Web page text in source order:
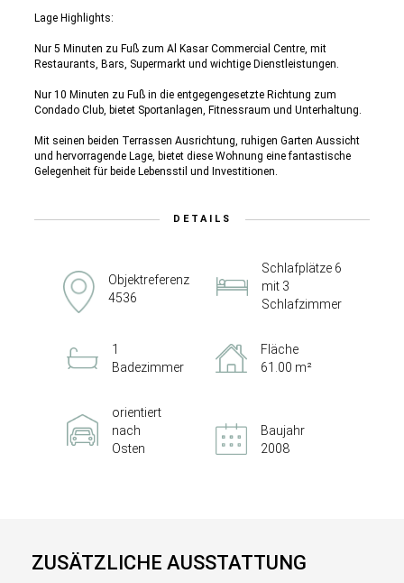
Lage Highlights:
Nur 5 Minuten zu Fuß zum Al Kasar Commercial Centre, mit
Restaurants, Bars, Supermarkt und wichtige Dienstleistungen.
Nur 10 Minuten zu Fuß in die entgegengesetzte Richtung zum
Condado Club, bietet Sportanlagen, Fitnessraum und Unterhaltung.
Mit seinen beiden Terrassen Ausrichtung, ruhigen Garten Aussicht
und hervorragende Lage, bietet diese Wohnung eine fantastische
Gelegenheit für beide Lebensstil und Investitionen.
DETAILS
Objektreferenz
4536
Schlafplätze 6
mit 3
Schlafzimmer
1
Badezimmer
Fläche
61.00 m²
orientiert
nach
Osten
Baujahr
2008
ZUSÄTZLICHE AUSSTATTUNG